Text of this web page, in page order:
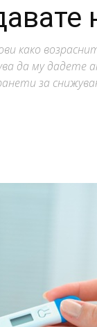
како
да му дадете
за